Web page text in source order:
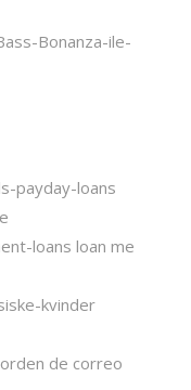
Bonanza-ile-
payday-loans
loans loan me
kvinder
de correo